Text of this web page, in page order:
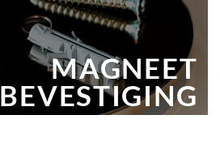
MAGNEET
BEVESTIGING